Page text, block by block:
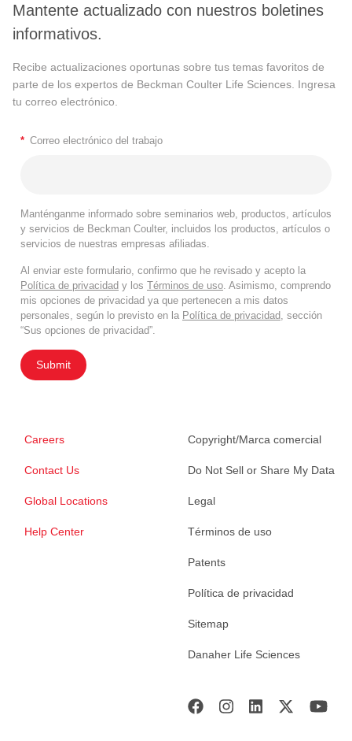
Mantente actualizado con nuestros boletines
informativos.
Recibe actualizaciones oportunas sobre tus temas favoritos de
parte de los expertos de Beckman Coulter Life Sciences. Ingresa
tu correo electrónico.
* Correo electrónico del trabajo
Manténganme informado sobre seminarios web, productos, artículos
y servicios de Beckman Coulter, incluidos los productos, artículos o
servicios de nuestras empresas afiliadas.
Al enviar este formulario, confirmo que he revisado y acepto la
Política de privacidad y los Términos de uso . Asimismo, comprendo
mis opciones de privacidad ya que pertenecen a mis datos
personales, según lo previsto en la Política de privacidad , sección
“Sus opciones de privacidad”.
Submit
Careers
Contact Us
Global Locations
Help Center
Copyright/Marca comercial
Do Not Sell or Share My Data
Legal
Términos de uso
Patents
Política de privacidad
Sitemap
Danaher Life Sciences